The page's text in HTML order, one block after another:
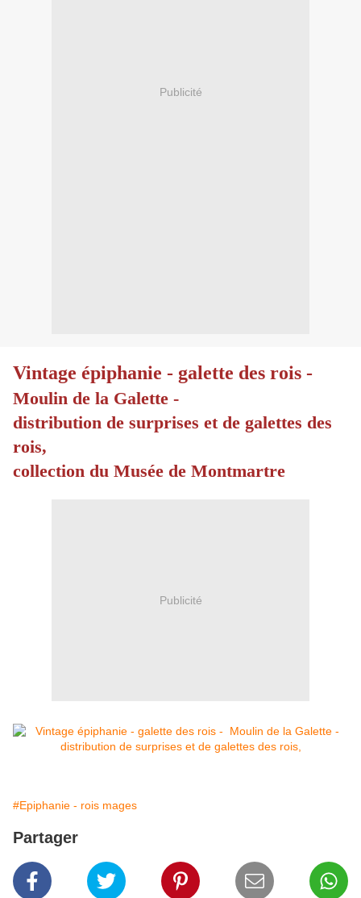
Publicité
Vintage épiphanie - galette des rois -
Moulin de la Galette -
distribution de surprises et de galettes des
rois,
collection du Musée de Montmartre
Publicité
#Epiphanie - rois mages
Partager